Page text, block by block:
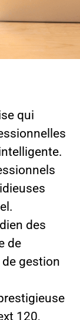
qui
.
des
de
gestion
120,